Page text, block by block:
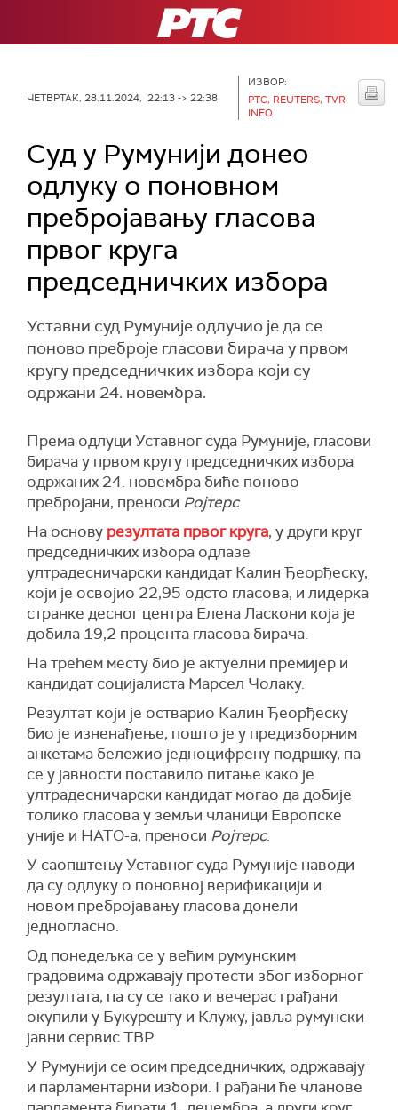
РТС
ЧЕТВРТАК, 28.11.2024, 22:13 -> 22:38
ИЗВОР:
РТС, REUTERS, TVR
INFO
Суд у Румунији донео
одлуку о поновном
пребројавању гласова
првог круга
председничких избора
Уставни суд Румуније одлучио је да се
поново преброје гласови бирача у првом
кругу председничких избора који су
одржани 24. новембра.
Према одлуци Уставног суда Румуније, гласови
бирача у првом кругу председничких избора
одржаних 24. новембра биће поново
пребројани, преноси Ројтерс.
На основу резултата првог круга, у други круг
председничких избора одлазе
ултрадесничарски кандидат Калин Ђеорђеску,
који је освојио 22,95 одсто гласова, и лидерка
странке десног центра Елена Ласкони која је
добила 19,2 процента гласова бирача.
На трећем месту био је актуелни премијер и
кандидат социјалиста Марсел Чолаку.
Резултат који је остварио Калин Ђеорђеску
био је изненађење, пошто је у предизборним
анкетама бележио једноцифрену подршку, па
се у јавности поставило питање како је
ултрадесничарски кандидат могао да добије
толико гласова у земљи чланици Европске
уније и НАТО-а, преноси Ројтерс.
У саопштењу Уставног суда Румуније наводи
да су одлуку о поновној верификацији и
новом пребројавању гласова донели
једногласно.
Од понедељка се у већим румунским
градовима одржавају протести због изборног
резултата, па су се тако и вечерас грађани
окупили у Букурешту и Клужу, јавља румунски
јавни сервис ТВР.
У Румунији се осим председничких, одржавају
и парламентарни избори. Грађани ће чланове